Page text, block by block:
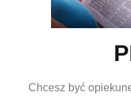
Chcesz być